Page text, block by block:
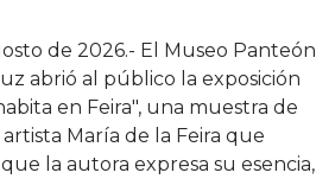
de 2026.- El Museo Panteón
abrió al público la exposición
en Feira", una muestra de
María de la Feira que
la autora expresa su esencia,